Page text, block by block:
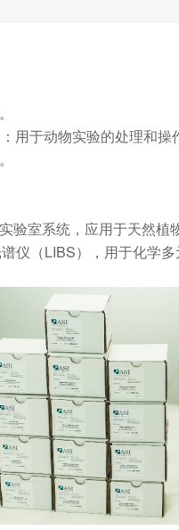
用于动物实验的处理和操
室系统，应用于天然植
仪（LIBS），用于化学多